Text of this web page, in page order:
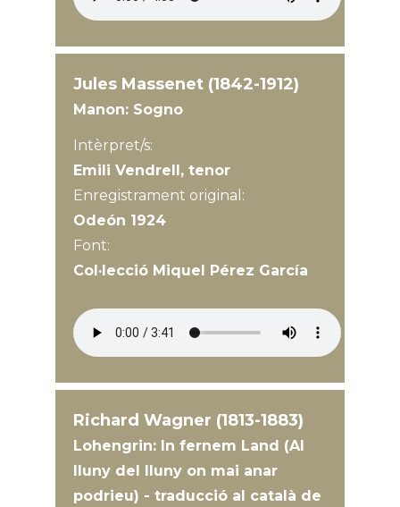
Jules Massenet (1842-1912)
Manon: Sogno
Intèrpret/s:
Emili Vendrell, tenor
Enregistrament original:
Odeón 1924
Font:
Col·lecció Miquel Pérez García
Richard Wagner (1813-1883)
Lohengrin: In fernem Land (Al
lluny del lluny on mai anar
podrieu) - traducció al català de